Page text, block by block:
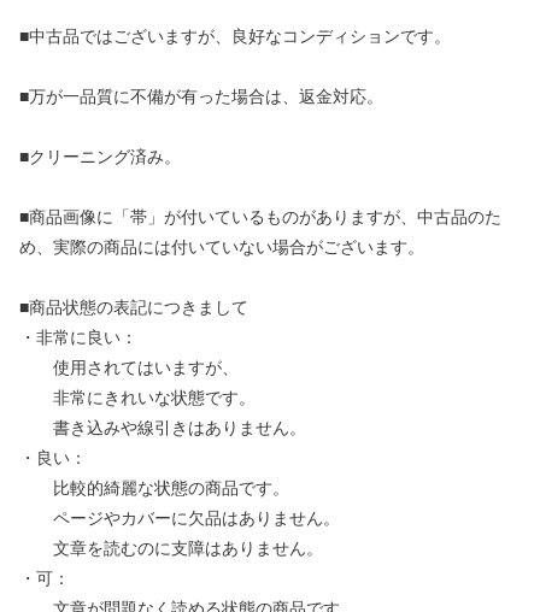
■中古品ではございますが、良好なコンディションです。
■万が一品質に不備が有った場合は、返金対応。
■クリーニング済み。
■商品画像に「帯」が付いているものがありますが、中古品のた
め、実際の商品には付いていない場合がございます。
■商品状態の表記につきまして
・非常に良い：
使用されてはいますが、
非常にきれいな状態です。
書き込みや線引きはありません。
・良い：
比較的綺麗な状態の商品です。
ページやカバーに欠品はありません。
文章を読むのに支障はありません。
・可：